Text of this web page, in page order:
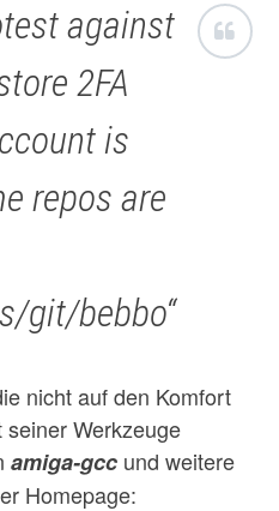
against
2FA
is
repos are
git/bebbo“
nicht auf den Komfort
Werkzeuge
amiga-gcc und weitere
Homepage: